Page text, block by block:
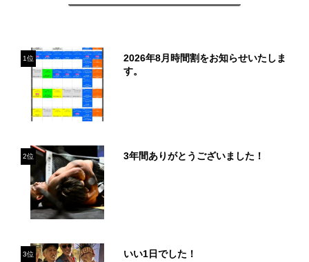
1位
2026年8月時間割をお知らせいたしま
す。
2位 3年間ありがとうございました！
3位 いい1日でした！